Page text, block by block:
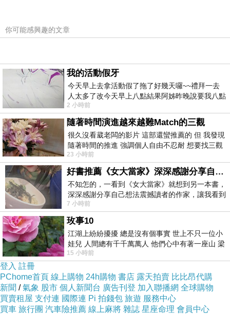
你可能感興趣的文章
我的活動假牙
今天早上去拿活動假了拖了好幾天囉~~禮拜一去
人太多了改今天早上八點結果阿姊昨晚說要我八點
去西螺農會~回到莿桐都8點半多了
2 小時前
隨著時間演進越來越難Match的三觀
很久沒看葳老闆的影片 這部還蠻推薦的 但 我發現
隨著時間的推進 強調個人自由不忍耐 想要找三觀
接近的不要說對象 連朋友都超
23 小時前
好書推薦《女大當家》深深感謝分享自己想法震撼讀者的作家，讓我看到不同樣貌的家庭！
不知怎的，一看到《女大當家》就想到另一本書，
深深感謝分享自己想法震撼讀者的作家，讓我看到
不同樣貌的家庭！ 《女大
7 小時前
玫事10
江湖上紛紛擾擾 總是沒有個事實 世上不只一位小
娃兒 人間總有千千萬萬人 他們心中有著一座山 梁
山佛山泰華衡恆嵩 一山之高
15 小時前
登入 註冊
PChome首頁 線上購物 24h購物 書店 露天拍賣 比比昂代購
新聞 /氣象 股市 個人新聞台 廣告刊登 加入聯播網 全球購物
買賣租屋 支付連 國際連 Pi 拍錢包 旅遊 服務中心
買車 旅行團 汽車險推薦 線上麻將 雜誌 星座命理 會員中心